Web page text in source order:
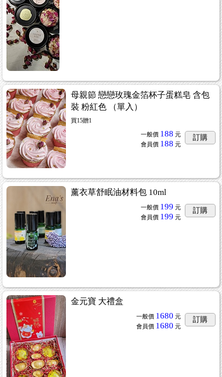
...81
母親節 戀戀玫瑰金箔杯子蛋糕皂 含包
裝 粉紅色 （單入）
買15贈1
一般價 188 元
會員價 188 元
訂購
薰衣草舒眠油材料包 10ml
一般價 199 元
會員價 199 元
訂購
金元寶 大禮盒
一般價 1680 元
會員價 1680 元
訂購